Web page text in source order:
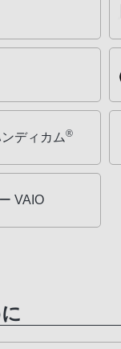
ディカム®
VAIO